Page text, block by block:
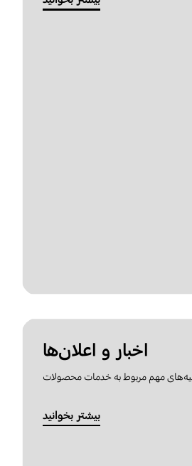
اخبار و اعلان‌ها
مهم مربوط به خدمات محصولات
بیشتر بخوانید